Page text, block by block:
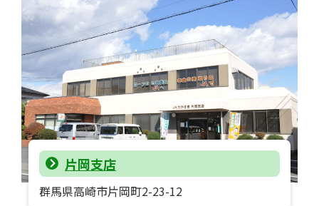
片岡支店
群馬県高崎市片岡町2-23-12